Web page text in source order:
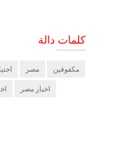
كلمات دالة
مصر
مكفوفين
اخبار مصر